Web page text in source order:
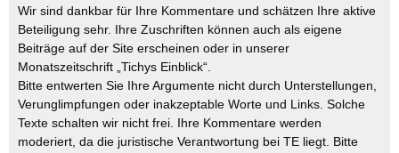
Wir sind dankbar für Ihre Kommentare und schätzen Ihre aktive
Beteiligung sehr. Ihre Zuschriften können auch als eigene
Beiträge auf der Site erscheinen oder in unserer
Monatszeitschrift „Tichys Einblick“.
Bitte entwerten Sie Ihre Argumente nicht durch Unterstellungen,
Verunglimpfungen oder inakzeptable Worte und Links. Solche
Texte schalten wir nicht frei. Ihre Kommentare werden
moderiert, da die juristische Verantwortung bei TE liegt. Bitte